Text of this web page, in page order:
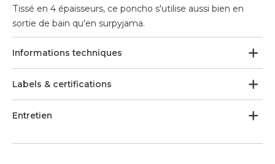
Tissé en 4 épaisseurs, ce poncho s'utilise aussi bien en
sortie de bain qu'en surpyjama.
Informations techniques
Labels & certifications
Entretien